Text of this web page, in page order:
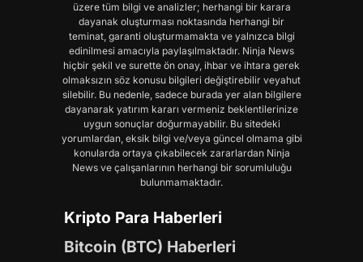
üzere tüm bilgi ve analizler; herhangi bir karara
dayanak oluşturması noktasında herhangi bir
teminat, garanti oluşturmamakta ve yalnızca bilgi
edinilmesi amacıyla paylaşılmaktadır. Ninja News
hiçbir şekil ve surette ön onay, ihbar ve ihtara gerek
olmaksızın söz konusu bilgileri değiştirebilir veyahut
silebilir. Bu nedenle, sadece burada yer alan bilgilere
dayanarak yatırım kararı vermeniz beklentilerinize
uygun sonuçlar doğurmayabilir. Bu sitedeki
yorumlardan, eksik bilgi ve/veya güncel olmama gibi
konularda ortaya çıkabilecek zararlardan Ninja
News ve çalışanlarının herhangi bir sorumluluğu
bulunmamaktadır.
Kripto Para Haberleri
Bitcoin (BTC) Haberleri